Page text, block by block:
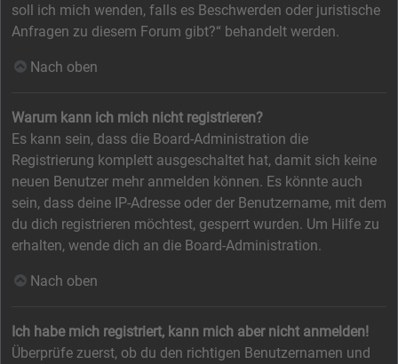
soll ich mich wenden, falls es Beschwerden oder juristische
Anfragen zu diesem Forum gibt?“ behandelt werden.
Nach oben
Warum kann ich mich nicht registrieren?
Es kann sein, dass die Board-Administration die
Registrierung komplett ausgeschaltet hat, damit sich keine
neuen Benutzer mehr anmelden können. Es könnte auch
sein, dass deine IP-Adresse oder der Benutzername, mit dem
du dich registrieren möchtest, gesperrt wurden. Um Hilfe zu
erhalten, wende dich an die Board-Administration.
Nach oben
Ich habe mich registriert, kann mich aber nicht anmelden!
Überprüfe zuerst, ob du den richtigen Benutzernamen und